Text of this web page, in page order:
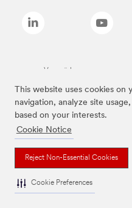
This website uses cookies
navigation, analyze site
based on your interests.
Cookie Notice
Reject Non-Essential Cookies
Cookie Preferences
Varumärken som anges